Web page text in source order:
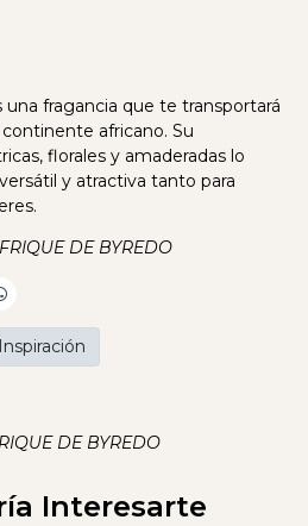
una fragancia que te transportará
africano. Su
florales y amaderadas lo
y atractiva tanto para
DE BYREDO
DE BYREDO
Inspiración
Interesarte